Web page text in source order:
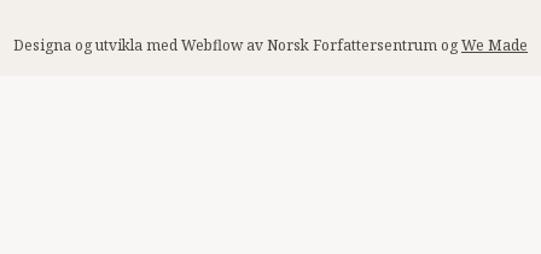
Designa og utvikla med Webflow av Norsk Forfattersentrum ogWe Made